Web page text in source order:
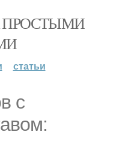
ПРОСТЫМИ
статьи
с